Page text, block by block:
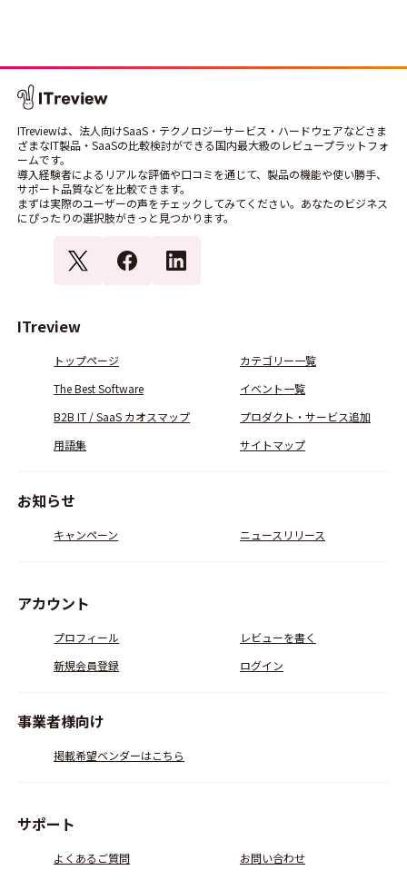
ITreviewは、法人向けSaaS・テクノロジーサービス・ハードウェアなどさま
ざまなIT製品・SaaSの比較検討ができる国内最大級のレビュープラットフォ
ームです。
導入経験者によるリアルな評価や口コミを通じて、製品の機能や使い勝手、
サポート品質などを比較できます。
まずは実際のユーザーの声をチェックしてみてください。あなたのビジネス
にぴったりの選択肢がきっと見つかります。
ITreview
トップページ
カテゴリー一覧
The Best Software
イベント一覧
B2B IT / SaaS カオスマップ
プロダクト・サービス追加
用語集
サイトマップ
お知らせ
キャンペーン ニュースリリース
アカウント
プロフィール
レビューを書く
新規会員登録
ログイン
事業者様向け
掲載希望ベンダーはこちら
サポート
よくあるご質問
お問い合わせ